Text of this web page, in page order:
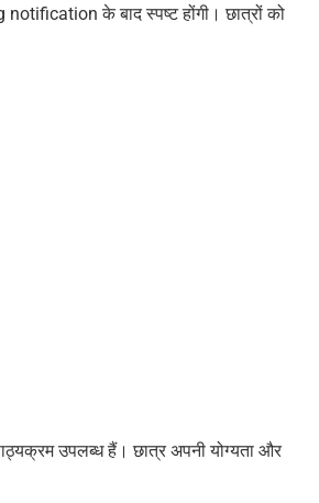
के बाद स्पष्ट होंगी। छात्रों को
उपलब्ध हैं। छात्र अपनी योग्यता और